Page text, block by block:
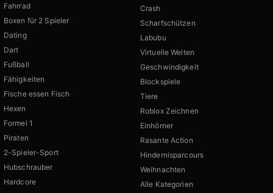
Fahrrad
Boxen für 2 Spieler
Dating
Dart
Fußball
Fähigkeiten
Fische essen Fisch
Hexen
Formel 1
Piraten
2-Spieler-Sport
Hubschrauber
Hardcore
Crash
Scharfschützen
Labubu
Virtuelle Welten
Geschwindigkeit
Blockspiele
Tiere
Roblox Zeichnen
Einhörner
Rasante Action
Hindernisparcours
Weihnachten
Alle Kategorien